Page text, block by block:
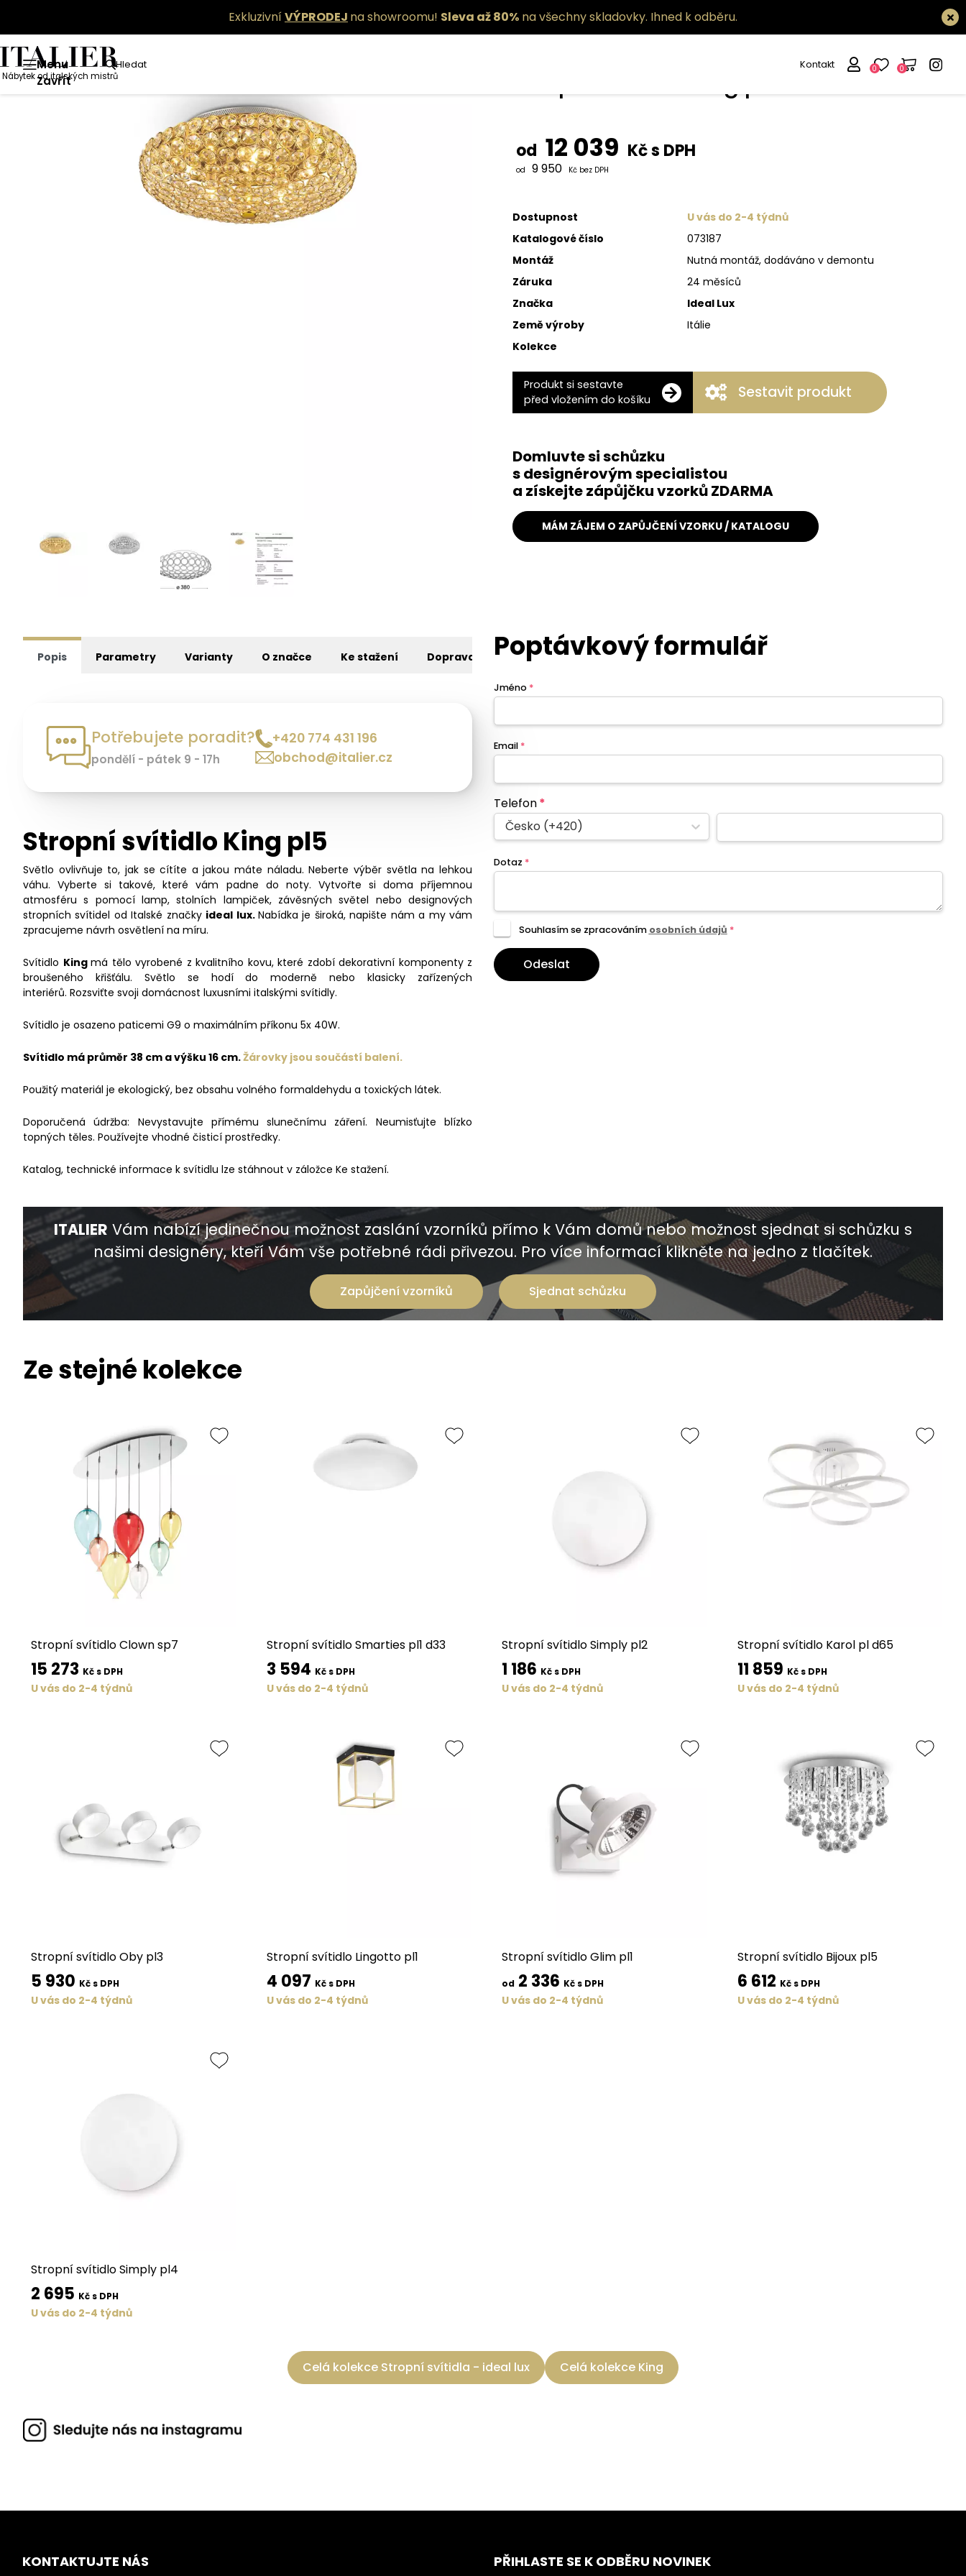
ExkluzivníVÝPRODEJ na showroomu! Sleva až 80% na všechny skladovky. Ihned k odběru.
Menu
Zavřít
Hledat
Nábytek od italských mistrů
Kontakt 0 0
od 12 039 Kč s DPH
od 9 950 Kč bez DPH
Dostupnost
U vás do 2-4 týdnů
Katalogové číslo
073187
Montáž
Nutná montáž, dodáváno v demontu
Záruka
24 měsíců
Značka
Ideal Lux
Země výroby
Itálie
Kolekce
Produkt si sestavte
před vložením do košíku
Sestavit produkt
Domluvte si schůzku
s designérovým specialistou
a získejte zápůjčku vzorků ZDARMA
MÁM ZÁJEM O ZAPŮJČENÍ VZORKU / KATALOGU
Popis Parametry Varianty O značce Ke stažení Doprava
Potřebujete poradit?
pondělí - pátek 9 - 17h
+420 774 431 196
obchod@italier.cz
Stropní svítidlo King pl5
Světlo ovlivňuje to, jak se cítíte a jakou máte náladu. Neberte výběr světla na lehkou
váhu. Vyberte si takové, které vám padne do noty. Vytvořte si doma příjemnou
atmosféru s pomocí lamp, stolních lampiček, závěsných světel nebo designových
stropních svítidel od Italské značky ideal lux.Nabídka je široká, napište nám a my vám
zpracujeme návrh osvětlení na míru.
Svítidlo King má tělo vyrobené z kvalitního kovu, které zdobí dekorativní komponenty z
broušeného křišťálu. Světlo se hodí do moderně nebo klasicky zařízených
interiérů. Rozsviťte svoji domácnost luxusními italskými svítidly.
Svítidlo je osazeno paticemi G9 o maximálním příkonu 5x 40W.
Svítidlo má průměr 38 cm a výšku 16 cm.Žárovky jsou součástí balení.
Použitý materiál je ekologický, bez obsahu volného formaldehydu a toxických látek.
Doporučená údržba: Nevystavujte přímému slunečnímu záření. Neumisťujte blízko
topných těles. Používejte vhodné čisticí prostředky.
Katalog, technické informace k svítidlu lze stáhnout v záložce Ke stažení.
Poptávkový formulář
Jméno *
Email *
Telefon*
Česko (+420)
Dotaz *
Souhlasím se zpracováním osobních údajů *
Odeslat
ITALIER Vám nabízí jedinečnou možnost zaslání vzorníků přímo k Vám domů nebo možnost sjednat si schůzku s
našimi designéry, kteří Vám vše potřebné rádi přivezou. Pro více informací klikněte na jedno z tlačítek.
Zapůjčení vzorníků Sjednat schůzku
Ze stejné kolekce
Stropní svítidlo Clown sp7
15 273 Kč s DPH
U vás do 2-4 týdnů
Stropní svítidlo Smarties pl1 d33
3 594 Kč s DPH
U vás do 2-4 týdnů
Stropní svítidlo Simply pl2
1 186 Kč s DPH
U vás do 2-4 týdnů
Stropní svítidlo Karol pl d65
11 859 Kč s DPH
U vás do 2-4 týdnů
Stropní svítidlo Oby pl3
5 930 Kč s DPH
U vás do 2-4 týdnů
Stropní svítidlo Lingotto pl1
4 097 Kč s DPH
U vás do 2-4 týdnů
Stropní svítidlo Glim pl1
od 2 336 Kč s DPH
U vás do 2-4 týdnů
Stropní svítidlo Bijoux pl5
6 612 Kč s DPH
U vás do 2-4 týdnů
Stropní svítidlo Simply pl4
2 695 Kč s DPH
U vás do 2-4 týdnů
Celá kolekce Stropní svítidla - ideal lux Celá kolekce King
KONTAKTUJTE NÁS PŘIHLASTE SE K ODBĚRU NOVINEK